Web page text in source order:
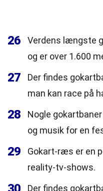
26
Verdens længste
og er over 1.600
27
Der findes
man kan race på
28
Nogle
og musik for en
29
Gokart-ræs er en
reality-tv-shows.
Der findes